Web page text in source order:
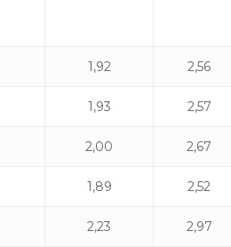
1,92 2,56
1,93 2,57
2,00 2,67
1,89 2,52
2,23 2,97